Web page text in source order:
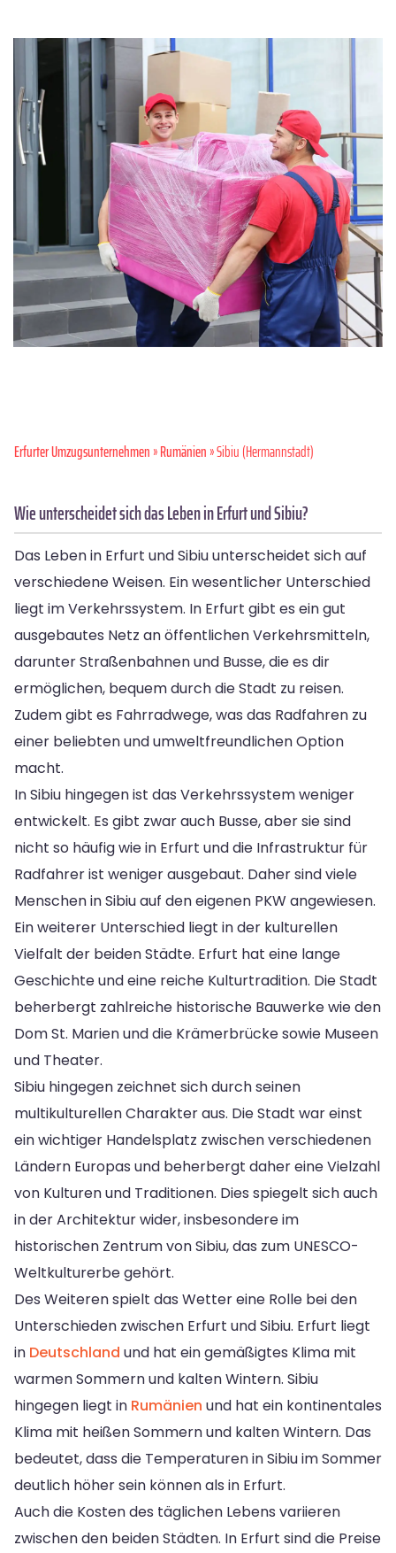
Erfurter Umzugsunternehmen»Rumänien» Sibiu (Hermannstadt)
Wie unterscheidet sich das Leben in Erfurt und Sibiu?
Das Leben in Erfurt und Sibiu unterscheidet sich auf
verschiedene Weisen. Ein wesentlicher Unterschied
liegt im Verkehrssystem. In Erfurt gibt es ein gut
ausgebautes Netz an öffentlichen Verkehrsmitteln,
darunter Straßenbahnen und Busse, die es dir
ermöglichen, bequem durch die Stadt zu reisen.
Zudem gibt es Fahrradwege, was das Radfahren zu
einer beliebten und umweltfreundlichen Option
macht.
In Sibiu hingegen ist das Verkehrssystem weniger
entwickelt. Es gibt zwar auch Busse, aber sie sind
nicht so häufig wie in Erfurt und die Infrastruktur für
Radfahrer ist weniger ausgebaut. Daher sind viele
Menschen in Sibiu auf den eigenen PKW angewiesen.
Ein weiterer Unterschied liegt in der kulturellen
Vielfalt der beiden Städte. Erfurt hat eine lange
Geschichte und eine reiche Kulturtradition. Die Stadt
beherbergt zahlreiche historische Bauwerke wie den
Dom St. Marien und die Krämerbrücke sowie Museen
und Theater.
Sibiu hingegen zeichnet sich durch seinen
multikulturellen Charakter aus. Die Stadt war einst
ein wichtiger Handelsplatz zwischen verschiedenen
Ländern Europas und beherbergt daher eine Vielzahl
von Kulturen und Traditionen. Dies spiegelt sich auch
in der Architektur wider, insbesondere im
historischen Zentrum von Sibiu, das zum UNESCO-
Weltkulturerbe gehört.
Des Weiteren spielt das Wetter eine Rolle bei den
Unterschieden zwischen Erfurt und Sibiu. Erfurt liegt
in Deutschland und hat ein gemäßigtes Klima mit
warmen Sommern und kalten Wintern. Sibiu
hingegen liegt in Rumänien und hat ein kontinentales
Klima mit heißen Sommern und kalten Wintern. Das
bedeutet, dass die Temperaturen in Sibiu im Sommer
deutlich höher sein können als in Erfurt.
Auch die Kosten des täglichen Lebens variieren
zwischen den beiden Städten. In Erfurt sind die Preise